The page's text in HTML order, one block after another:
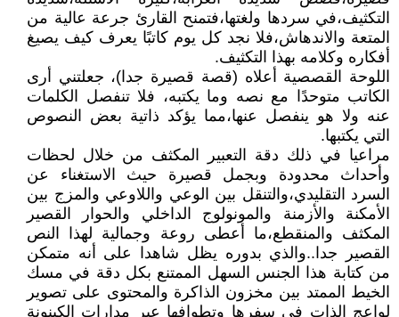
التكثيف،في سردها ولغتها،فتمنح القارئ جرعة عالية من
المتعة والاندهاش،فلا نجد كل يوم كاتبًا يعرف كيف يصيغ
أفكاره وكلامه بهذا التكثيف.
اللوحة القصصية أعلاه (قصة قصيرة جدا)، جعلتني أرى
الكاتب متوحدًا مع نصه وما يكتبه، فلا تنفصل الكلمات
عنه ولا هو ينفصل عنها،مما يؤكد ذاتية بعض النصوص
التي يكتبها.
مراعيا في ذلك دقة التعبير المكثف من خلال لحظات
وأحداث محدودة وبجمل قصيرة حيث الاستغناء عن
السرد التقليدي،والتنقل بين الوعي واللاوعي والمزج بين
الأمكنة والأزمنة والمونولوج الداخلي والحوار القصير
المكثف والمنقطع،ما أعطى روعة وجمالية لهذا النص
القصير جدا..والذي بدوره يظل شاهدا على أنه متمكن
من كتابة هذا الجنس السهل الممتنع بكل دقة في مسك
الخيط الممتد بين مخزون الذاكرة والمحتوى على تصوير
لواعج الذات في سفرها وتطوافها عبر مدارات الكينونة